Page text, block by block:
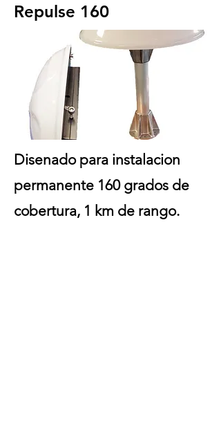
Repulse 160
Disenado para instalacion
permanente 160 grados de
cobertura, 1 km de rango.